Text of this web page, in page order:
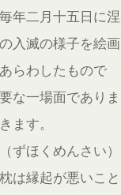
年二月十五日に涅
入滅の様子を絵画
らわしたもので
な一場面でありま
ます。
ずほくめんさい）
は縁起が悪いこと